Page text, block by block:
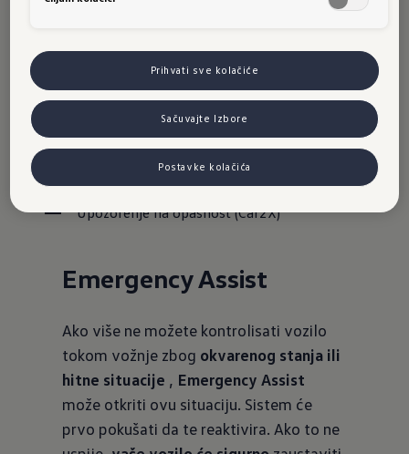
Hitna pomoć
Pomoć pri hitnom kočenju "Front Assist"
Lane Assist
Proaktivni sistem zaštite putnika
Upozorenje na opasnost (Car2X)
Emergency Assist
Ako više ne možete kontrolisati vozilo
tokom vožnje zbog okvarenog stanja ili
hitne situacije , Emergency Assist
može otkriti ovu situaciju. Sistem će
prvo pokušati da te reaktivira. Ako to ne
Prihvati sve kolačiće
Sačuvajte Izbore
Postavke kolačića